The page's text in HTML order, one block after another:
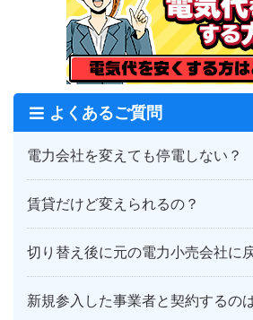
よくあるご質問
電力会社を変えても停電しない？
賃貸だけど変えられるの？
切り替え後に元の電力小売会社に
新規参入した事業者と契約するの